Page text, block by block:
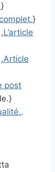
}
}
L’article
Article
post
.